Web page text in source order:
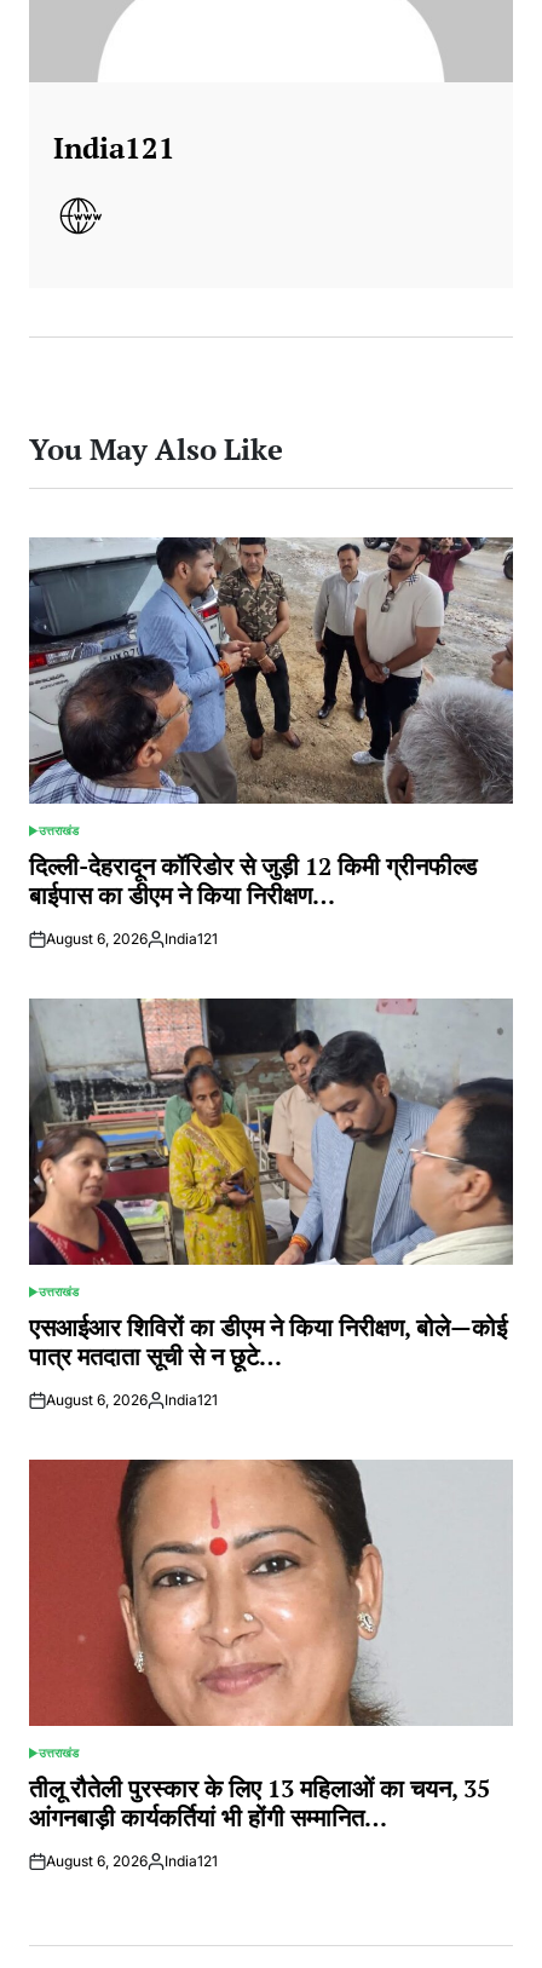
India121
You May Also Like
POSTED
IN
उत्तराखंड
दिल्ली-देहरादून कॉरिडोर से जुड़ी 12 किमी ग्रीनफील्ड
बाईपास का डीएम ने किया निरीक्षण…
August 6, 2026Posted
India121
POSTED
IN
उत्तराखंड
एसआईआर शिविरों का डीएम ने किया निरीक्षण, बोले—कोई
पात्र मतदाता सूची से न छूटे…
August 6, 2026Posted
India121
POSTED
IN
उत्तराखंड
तीलू रौतेली पुरस्कार के लिए 13 महिलाओं का चयन, 35
आंगनबाड़ी कार्यकर्तियां भी होंगी सम्मानित…
August 6, 2026Posted
India121